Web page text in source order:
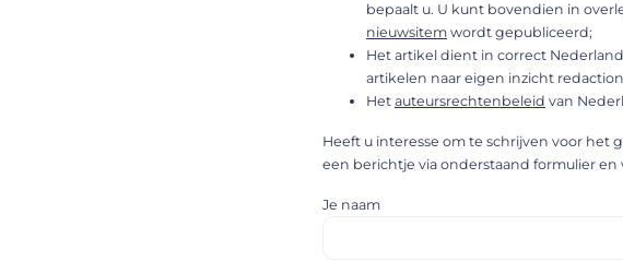
bepaalt u. U kunt bovendien in
nieuwsitem wordt gepubliceerd;
Het artikel dient in correct
artikelen naar eigen inzicht
Het auteursrechtenbeleid van
Heeft u interesse om te schrijven voor het
een berichtje via onderstaand formulier
Je naam